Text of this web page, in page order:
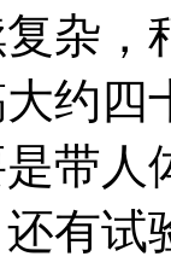
杂，
约四
带
有试